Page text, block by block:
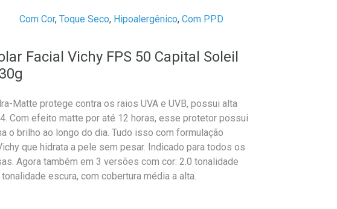
Com Cor, Toque Seco, Hipoalergênico, Com PPD
Facial Vichy FPS 50 Capital Soleil
Matte protege contra os raios UVA e UVB, possui alta
Com efeito matte por até 12 horas, esse protetor possui
o brilho ao longo do dia. Tudo isso com formulação
que hidrata a pele sem pesar. Indicado para todos os
Agora também em 3 versões com cor: 2.0 tonalidade
escura, com cobertura média a alta.